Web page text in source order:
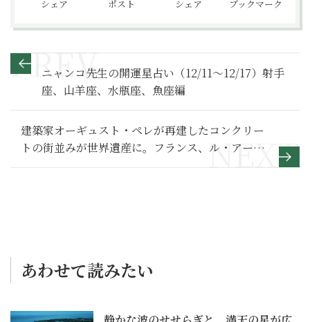
シェア ポスト シェア ブックマーク
ニャンコ先生の開運星占い（12/11～12/17）射手
座、山羊座、水瓶座、魚座編
建築家オーギュスト・ペレが再建したコンクリー
トの街並みが世界遺産に。フランス、ル・アーヴ
ルを旅して
あわせて読みたい